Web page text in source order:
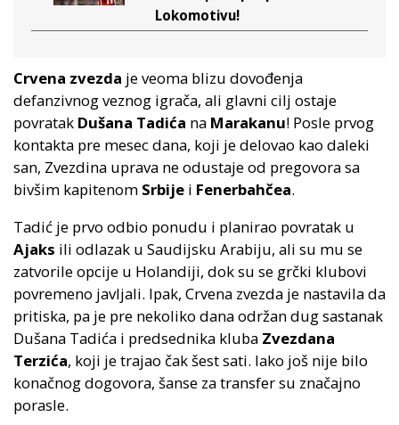
Lokomotivu!
Crvena zvezda je veoma blizu dovođenja
defanzivnog veznog igrača, ali glavni cilj ostaje
povratak Dušana Tadića na Marakanu! Posle prvog
kontakta pre mesec dana, koji je delovao kao daleki
san, Zvezdina uprava ne odustaje od pregovora sa
bivšim kapitenom Srbije i Fenerbahčea.
Tadić je prvo odbio ponudu i planirao povratak u
Ajaks ili odlazak u Saudijsku Arabiju, ali su mu se
zatvorile opcije u Holandiji, dok su se grčki klubovi
povremeno javljali. Ipak, Crvena zvezda je nastavila da
pritiska, pa je pre nekoliko dana održan dug sastanak
Dušana Tadića i predsednika kluba Zvezdana
Terzića, koji je trajao čak šest sati. Iako još nije bilo
konačnog dogovora, šanse za transfer su značajno
porasle.